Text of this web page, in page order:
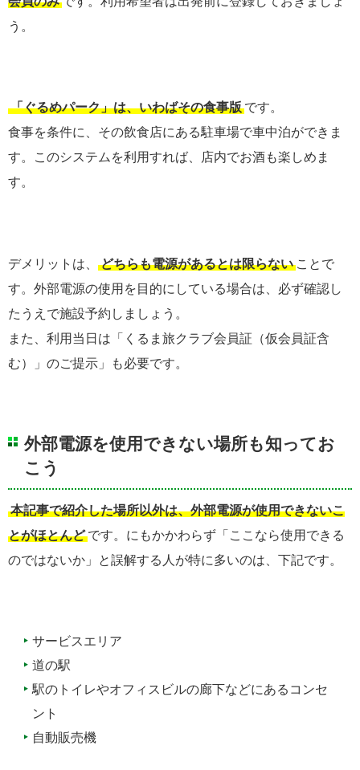
う。
「ぐるめパーク」は、いわばその食事版 です。
食事を条件に、その飲食店にある駐車場で車中泊ができま
す。このシステムを利用すれば、店内でお酒も楽しめま
す。
デメリットは、 どちらも電源があるとは限らない ことで
す。外部電源の使用を目的にしている場合は、必ず確認し
たうえで施設予約しましょう。
また、利用当日は「くるま旅クラブ会員証（仮会員証含
む）」のご提示」も必要です。
外部電源を使用できない場所も知ってお
こう
本記事で紹介した場所以外は、外部電源が使用できないこ
とがほとんど です。にもかかわらず「ここなら使用できる
のではないか」と誤解する人が特に多いのは、下記です。
サービスエリア
道の駅
駅のトイレやオフィスビルの廊下などにあるコンセ
ント
自動販売機